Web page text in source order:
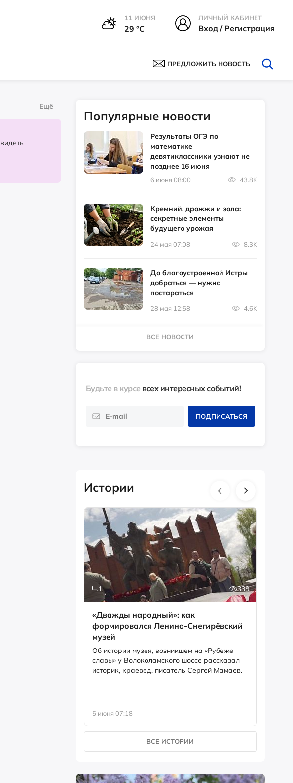
11 ИЮНЯ
29 °С
ЛИЧНЫЙ КАБИНЕТ
Вход / Регистрация
ПРЕДЛОЖИТЬ НОВОСТЬ
Ещё
Популярные новости
Результаты ОГЭ по
математике
девятиклассники узнают не
позднее 16 июня
6 июня 08:00 43.8K
Кремний, дрожжи и зола:
секретные элементы
будущего урожая
24 мая 07:08 8.3K
До благоустроенной Истры
добраться — нужно
постараться
28 мая 12:58 4.6K
ВСЕ НОВОСТИ
Будьте в курсе всех интересных событий!
ПОДПИСАТЬСЯ
Истории
1 338
«Дважды народный»: как
формировался Ленино-Снегирёвский
музей
Об истории музея, возникшем на «Рубеже
славы» у Волоколамского шоссе рассказал
историк, краевед, писатель Сергей Мамаев.
5 июня 07:18
ВСЕ ИСТОРИИ